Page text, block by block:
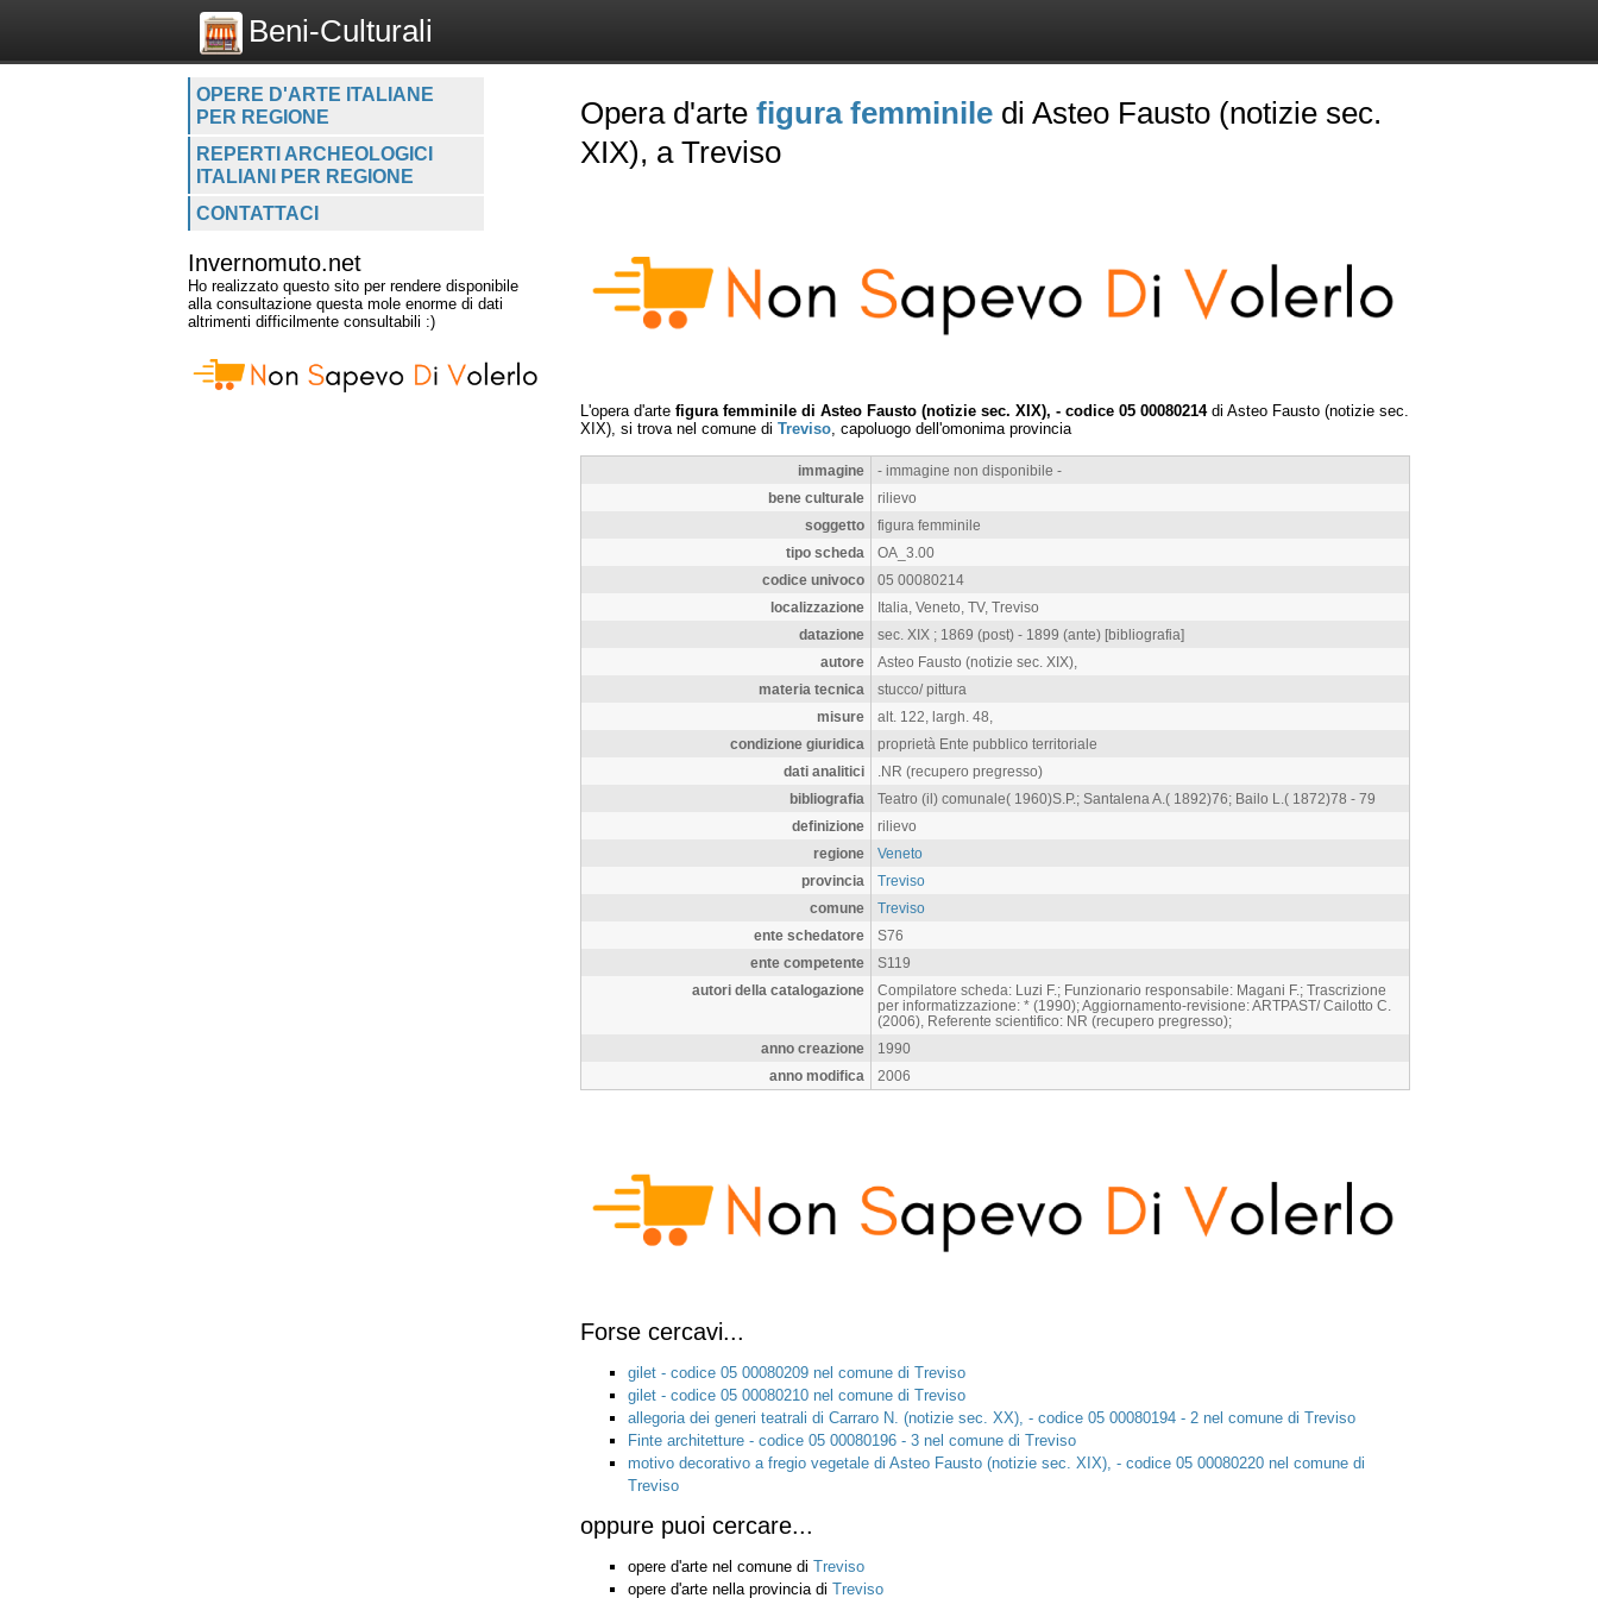
Beni-Culturali
OPERE D'ARTE ITALIANE
PER REGIONE
REPERTI ARCHEOLOGICI
ITALIANI PER REGIONE
CONTATTACI
Invernomuto.net
Ho realizzato questo sito per rendere disponibile
alla consultazione questa mole enorme di dati
altrimenti difficilmente consultabili :)
Opera d'arte figura femminile di Asteo Fausto (notizie sec.
XIX), a Treviso
L'opera d'arte figura femminile di Asteo Fausto (notizie sec. XIX), - codice 05 00080214di Asteo Fausto (notizie sec.
XIX), si trova nel comune di Treviso , capoluogo dell'omonima provincia
immagine
- immagine non disponibile -
bene culturale
rilievo
soggetto
figura femminile
tipo scheda
OA_3.00
codice univoco
05 00080214
localizzazione
Italia, Veneto, TV, Treviso
datazione
sec. XIX ; 1869 (post) - 1899 (ante) [bibliografia]
autore
Asteo Fausto (notizie sec. XIX),
materia tecnica
stucco/ pittura
misure
alt. 122, largh. 48,
condizione giuridica
proprietà Ente pubblico territoriale
dati analitici
.NR (recupero pregresso)
bibliografia
Teatro (il) comunale( 1960)S.P.; Santalena A.( 1892)76; Bailo L.( 1872)78 - 79
definizione
rilievo
regione
Veneto
provincia
Treviso
comune
Treviso
ente schedatore
S76
ente competente
S119
autori della catalogazione
Compilatore scheda: Luzi F.; Funzionario responsabile: Magani F.; Trascrizione
per informatizzazione: * (1990); Aggiornamento-revisione: ARTPAST/ Cailotto C.
(2006), Referente scientifico: NR (recupero pregresso);
anno creazione
1990
anno modifica
2006
Forse cercavi...
gilet - codice 05 00080209 nel comune di Treviso
gilet - codice 05 00080210 nel comune di Treviso
allegoria dei generi teatrali di Carraro N. (notizie sec. XX), - codice 05 00080194 - 2 nel comune di Treviso
Finte architetture - codice 05 00080196 - 3 nel comune di Treviso
motivo decorativo a fregio vegetale di Asteo Fausto (notizie sec. XIX), - codice 05 00080220 nel comune di
Treviso
oppure puoi cercare...
opere d'arte nel comune di Treviso
opere d'arte nella provincia di Treviso